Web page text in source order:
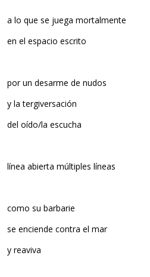
a lo que se juega mortalmente
en el espacio escrito
por un desarme de nudos
y la tergiversación
del oído/la escucha
línea abierta múltiples líneas
como su barbarie
se enciende contra el mar
y reaviva